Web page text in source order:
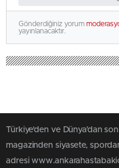
Gönderdiğiniz yorum
yayınlanacaktır.
Türkiye'den ve Dünya’dan
magazinden siyasete,
adresi